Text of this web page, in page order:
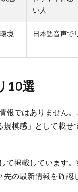
い人
境
日本語音声で
10選
報ではありません
模感」として載せ
て掲載しています
の最新情報を確認